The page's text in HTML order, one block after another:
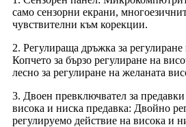
само сензорни екрани,
чувствителни към корекции.
2. Регулираща дръжка за регулиране
Копчето за бързо регулиране на
лесно за регулиране на желаната
3. Двоен превключвател за предавки
висока и ниска предавка: Двойно
регулируемо действие на висока и